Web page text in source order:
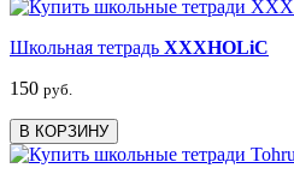
Школьная тетрадь XXXHOLiC
150 руб.
В КОРЗИНУ